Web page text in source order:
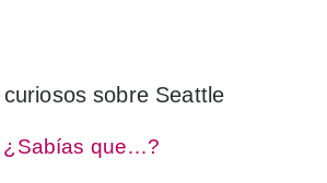
sobre Seattle
¿Sabías que…?